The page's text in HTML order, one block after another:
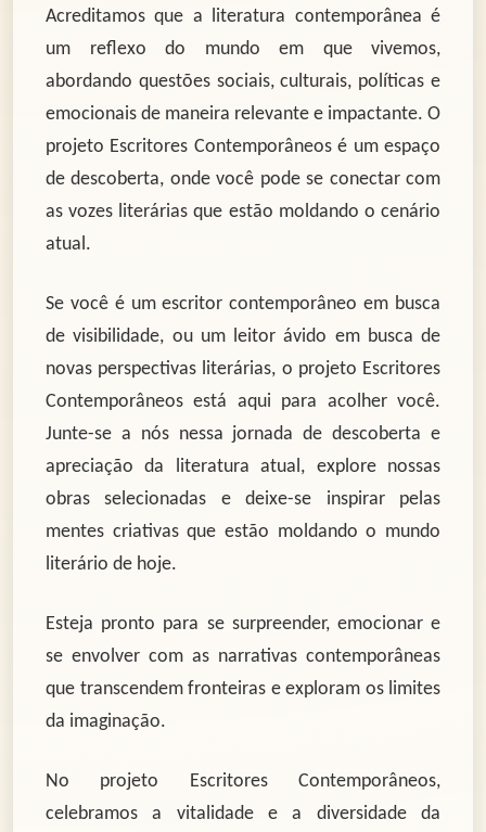
Acreditamos que a literatura contemporânea é
um reflexo do mundo em que vivemos,
abordando questões sociais, culturais, políticas e
emocionais de maneira relevante e impactante. O
projeto Escritores Contemporâneos é um espaço
de descoberta, onde você pode se conectar com
as vozes literárias que estão moldando o cenário
atual.
Se você é um escritor contemporâneo em busca
de visibilidade, ou um leitor ávido em busca de
novas perspectivas literárias, o projeto Escritores
Contemporâneos está aqui para acolher você.
Junte-se a nós nessa jornada de descoberta e
apreciação da literatura atual, explore nossas
obras selecionadas e deixe-se inspirar pelas
mentes criativas que estão moldando o mundo
literário de hoje.
Esteja pronto para se surpreender, emocionar e
se envolver com as narrativas contemporâneas
que transcendem fronteiras e exploram os limites
da imaginação.
No projeto Escritores Contemporâneos,
celebramos a vitalidade e a diversidade da